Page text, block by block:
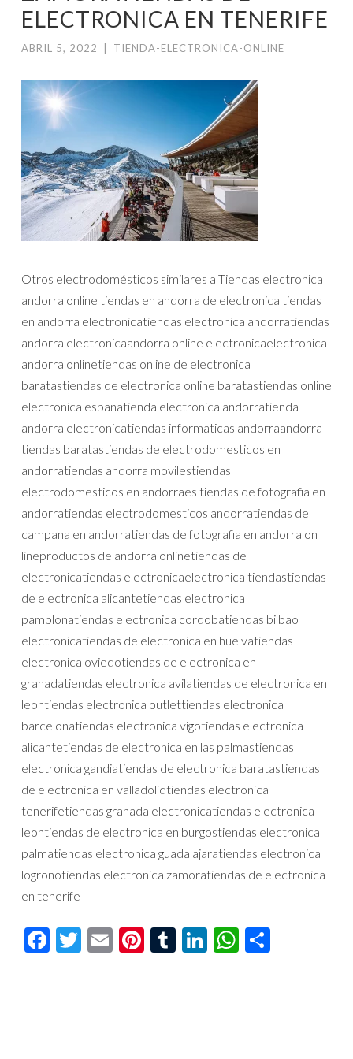
ELECTRONICA EN TENERIFE
ABRIL 5, 2022 TIENDA-ELECTRONICA-ONLINE
Otros electrodomésticos similares a Tiendas electronica
andorra online tiendas en andorra de electronica tiendas
en andorra electronicatiendas electronica andorratiendas
andorra electronicaandorra online electronicaelectronica
andorra onlinetiendas online de electronica
baratastiendas de electronica online baratastiendas online
electronica espanatienda electronica andorratienda
andorra electronicatiendas informaticas andorraandorra
tiendas baratastiendas de electrodomesticos en
andorratiendas andorra movilestiendas
electrodomesticos en andorraes tiendas de fotografia en
andorratiendas electrodomesticos andorratiendas de
campana en andorratiendas de fotografia en andorra on
lineproductos de andorra onlinetiendas de
electronicatiendas electronicaelectronica tiendastiendas
de electronica alicantetiendas electronica
pamplonatiendas electronica cordobatiendas bilbao
electronicatiendas de electronica en huelvatiendas
electronica oviedotiendas de electronica en
granadatiendas electronica avilatiendas de electronica en
leontiendas electronica outlettiendas electronica
barcelonatiendas electronica vigotiendas electronica
alicantetiendas de electronica en las palmastiendas
electronica gandiatiendas de electronica baratastiendas
de electronica en valladolidtiendas electronica
tenerifetiendas granada electronicatiendas electronica
leontiendas de electronica en burgostiendas electronica
palmatiendas electronica guadalajaratiendas electronica
logronotiendas electronica zamoratiendas de electronica
en tenerife
Facebook
Twitter
EmailPinterest
Tumblr
LinkedIn